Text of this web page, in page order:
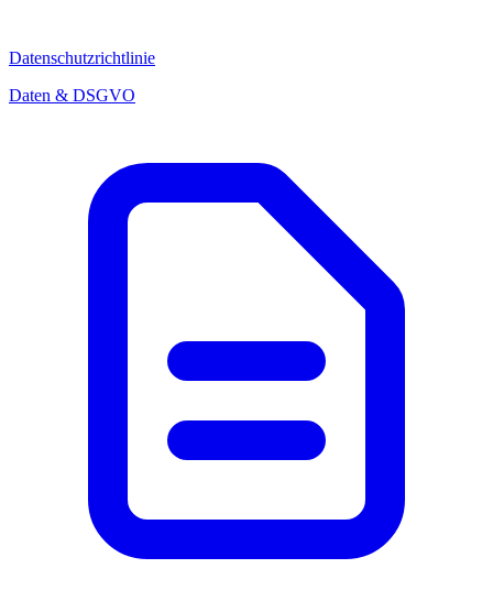
Datenschutzrichtlinie
Daten & DSGVO